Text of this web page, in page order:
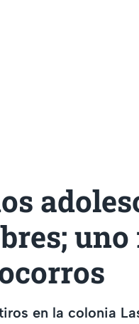
en la colonia